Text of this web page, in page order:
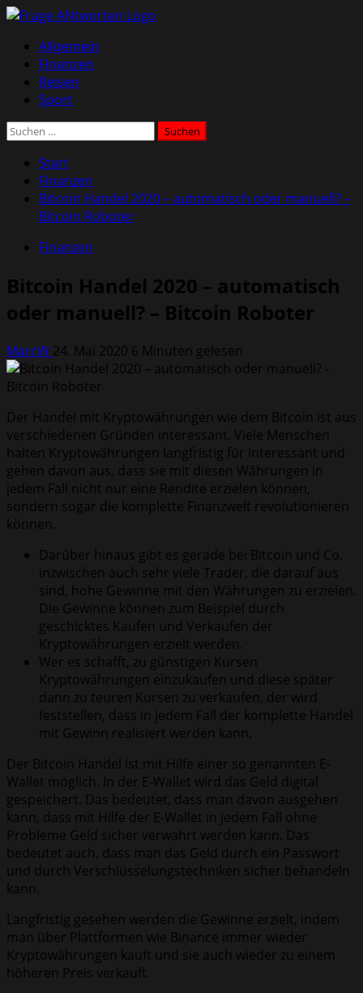
Zum
springen
Primäres
Menü
Allgemein
Finanzen
Reisen
Sport
Suchen
Start
Finanzen
Bitcoin Handel 2020 – automatisch oder manuell? –
Bitcoin Roboter
Finanzen
Bitcoin Handel 2020 – automatisch
oder manuell? – Bitcoin Roboter
MarcW 24. Mai 2020 6 Minuten gelesen
Der Handel mit Kryptowährungen wie dem Bitcoin ist aus
verschiedenen Gründen interessant. Viele Menschen
halten Kryptowährungen langfristig für interessant und
gehen davon aus, dass sie mit diesen Währungen in
jedem Fall nicht nur eine Rendite erzielen können,
sondern sogar die komplette Finanzwelt revolutionieren
können.
Darüber hinaus gibt es gerade bei Bitcoin und Co.
inzwischen auch sehr viele Trader, die darauf aus
sind, hohe Gewinne mit den Währungen zu erzielen.
Die Gewinne können zum Beispiel durch
geschicktes Kaufen und Verkaufen der
Kryptowährungen erzielt werden.
Wer es schafft, zu günstigen Kursen
Kryptowährungen einzukaufen und diese später
dann zu teuren Kursen zu verkaufen, der wird
feststellen, dass in jedem Fall der komplette Handel
mit Gewinn realisiert werden kann.
Der Bitcoin Handel ist mit Hilfe einer so genannten E-
Wallet möglich. In der E-Wallet wird das Geld digital
gespeichert. Das bedeutet, dass man davon ausgehen
kann, dass mit Hilfe der E-Wallet in jedem Fall ohne
Probleme Geld sicher verwahrt werden kann. Das
bedeutet auch, dass man das Geld durch ein Passwort
und durch Verschlüsselungstechniken sicher behandeln
kann.
Langfristig gesehen werden die Gewinne erzielt, indem
man über Plattformen wie Binance immer wieder
Kryptowährungen kauft und sie auch wieder zu einem
höheren Preis verkauft.